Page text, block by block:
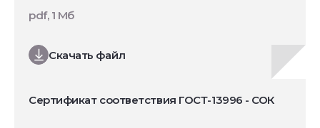
Скачать файл
pdf, 1 Мб
Сертификат соответствия ГОСТ-13996 - СОК